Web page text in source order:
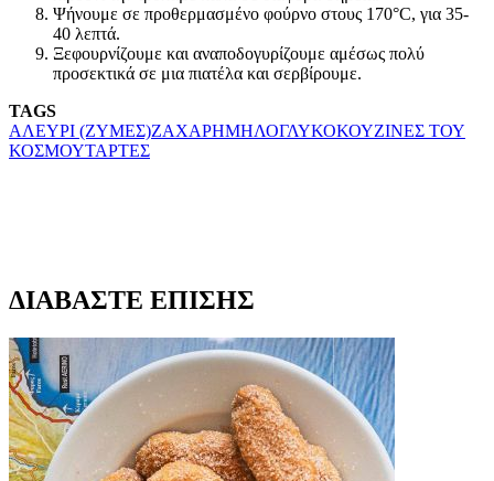
Ψήνουμε σε προθερμασμένο φούρνο στους 170°C, για 35-
40 λεπτά.
Ξεφουρνίζουμε και αναποδογυρίζουμε αμέσως πολύ
προσεκτικά σε μια πιατέλα και σερβίρουμε.
TAGS
ΑΛΕΥΡΙ (ΖΥΜΕΣ)ΖΑΧΑΡΗΜΗΛΟΓΛΥΚΟΚΟΥΖΙΝΕΣ ΤΟΥ
ΚΟΣΜΟΥΤΑΡΤΕΣ
ΔΙΑΒΑΣΤΕ ΕΠΙΣΗΣ